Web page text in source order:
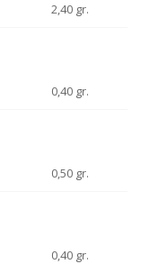
2,40 gr.
0,40 gr.
0,50 gr.
0,40 gr.